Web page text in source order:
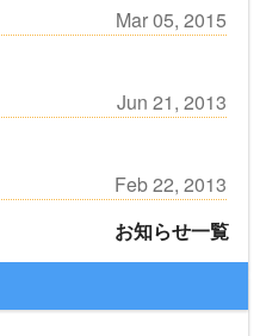
Mar 05, 2015
Jun 21, 2013
Feb 22, 2013
お知らせ一覧